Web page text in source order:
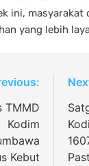
ini, masyarakat
yang lebih
TMMD
Kodim
Kebut